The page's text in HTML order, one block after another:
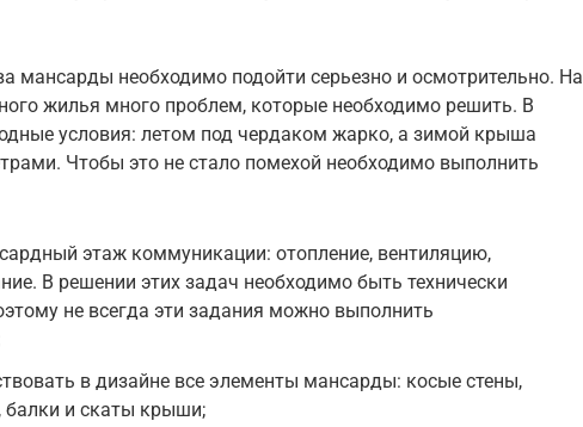
мансарды необходимо подойти серьезно и осмотрительно. На
жилья много проблем, которые необходимо решить. В
условия: летом под чердаком жарко, а зимой крыша
Чтобы это не стало помехой необходимо выполнить
этаж коммуникации: отопление, вентиляцию,
В решении этих задач необходимо быть технически
не всегда эти задания можно выполнить
в дизайне все элементы мансарды: косые стены,
балки и скаты крыши;